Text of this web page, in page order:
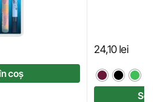
coș
24,10 lei